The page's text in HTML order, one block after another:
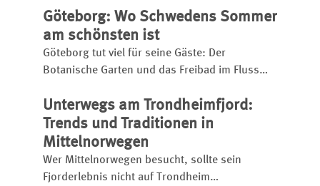
Maut-Nachforderungen zu achten ist.
Göteborg: Wo Schwedens Sommer
am schönsten ist
Göteborg tut viel für seine Gäste: Der
Botanische Garten und das Freibad im Fluss
Wissenschaftsmuseum überrascht mit
interaktiver KI und auch kulinarisch gibt’s
einiges zu entdecken. Hinzu kommt die lässige
Lebensart der Einheimischen.
Unterwegs am Trondheimfjord:
Trends und Traditionen in
Mittelnorwegen
Wer Mittelnorwegen besucht, sollte sein
Fjorderlebnis nicht auf Trondheim